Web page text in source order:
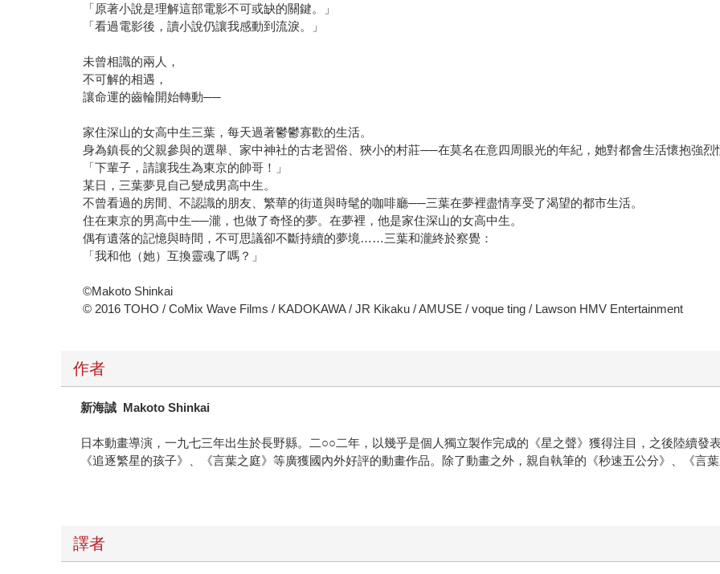
「原著小說是理解這部電影不可或缺的關鍵。」
「看過電影後，讀小說仍讓我感動到流淚。」
未曾相識的兩人，
不可解的相遇，
讓命運的齒輪開始轉動──
家住深山的女高中生三葉，每天過著鬱鬱寡歡的生活。
身為鎮長的父親參與的選舉、家中神社的古老習俗、狹小的村莊──在莫名在意四周眼光的年紀，她對都會生活懷抱強烈
「下輩子，請讓我生為東京的帥哥！」
某日，三葉夢見自己變成男高中生。
不曾看過的房間、不認識的朋友、繁華的街道與時髦的咖啡廳──三葉在夢裡盡情享受了渴望的都市生活。
住在東京的男高中生──瀧，也做了奇怪的夢。在夢裡，他是家住深山的女高中生。
偶有遺落的記憶與時間，不可思議卻不斷持續的夢境……三葉和瀧終於察覺：
「我和他（她）互換靈魂了嗎？」
©Makoto Shinkai
© 2016 TOHO / CoMix Wave Films / KADOKAWA / JR Kikaku / AMUSE / voque ting / Lawson HMV Entertainment
作者
新海誠 Makoto Shinkai
日本動畫導演，一九七三年出生於長野縣。二○○二年，以幾乎是個人獨立製作完成的《星之聲》獲得注目，之後陸續發
《追逐繁星的孩子》、《言葉之庭》等廣獲國內外好評的動畫作品。除了動畫之外，親自執筆的《秒速五公分》、《言
譯者